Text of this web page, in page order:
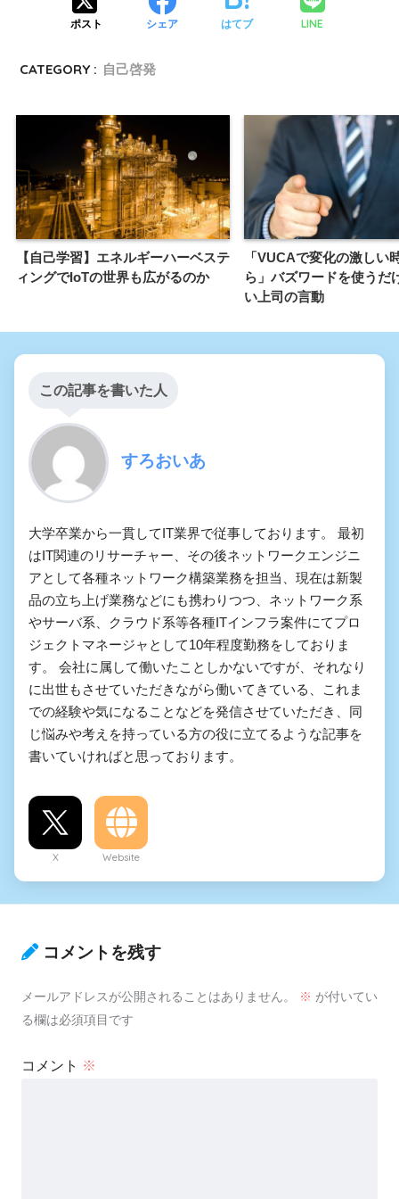
ポスト シェア はてブ LINE
CATEGORY : 自己啓発
【自己学習】エネルギーハーベステ
ィングでIoTの世界も広がるのか
「VUCAで変化の激しい
ら」バズワードを使うだ
い上司の言動
この記事を書いた人
すろおいあ
大学卒業から一貫してIT業界で従事しております。 最初
はIT関連のリサーチャー、その後ネットワークエンジニ
アとして各種ネットワーク構築業務を担当、現在は新製
品の立ち上げ業務などにも携わりつつ、ネットワーク系
やサーバ系、クラウド系等各種ITインフラ案件にてプロ
ジェクトマネージャとして10年程度勤務をしておりま
す。 会社に属して働いたことしかないですが、それなり
に出世もさせていただきながら働いてきている、これま
での経験や気になることなどを発信させていただき、同
じ悩みや考えを持っている方の役に立てるような記事を
書いていければと思っております。
X Website
コメントを残す
メールアドレスが公開されることはありません。 ※ が付いてい
る欄は必須項目です
コメント ※